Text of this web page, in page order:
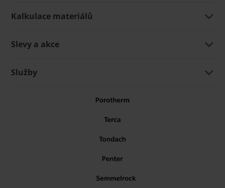
Kalkulace materiálů
Slevy a akce
Služby